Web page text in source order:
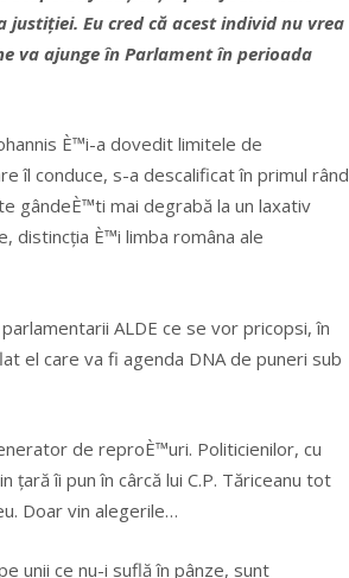
Eu cred că acest individ nu vrea
va ajunge în Parlament în perioada
È™i-a dovedit limitele de
îl conduce, s-a descalificat în primul rând
gândeÈ™ti mai degrabă la un laxativ
distincția È™i limba româna ale
ALDE ce se vor pricopsi, în
el care va fi agenda DNA de puneri sub
de reproÈ™uri. Politicienilor, cu
îi pun în cârcă lui C.P. Tăriceanu tot
Doar vin alegerile…
unii ce nu-i suflă în pânze, sunt